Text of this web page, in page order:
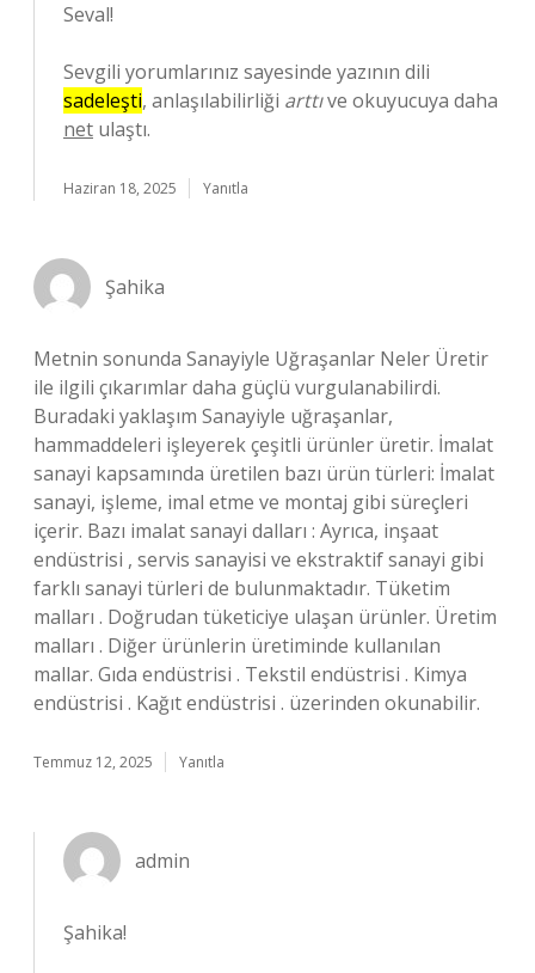
Seval!
Sevgili yorumlarınız sayesinde yazının dili
sadeleşti, anlaşılabilirliği arttıve okuyucuya daha
net ulaştı.
Haziran 18, 2025 Yanıtla
Şahika
Metnin sonunda Sanayiyle Uğraşanlar Neler Üretir
ile ilgili çıkarımlar daha güçlü vurgulanabilirdi.
Buradaki yaklaşım Sanayiyle uğraşanlar,
hammaddeleri işleyerek çeşitli ürünler üretir. İmalat
sanayi kapsamında üretilen bazı ürün türleri: İmalat
sanayi, işleme, imal etme ve montaj gibi süreçleri
içerir. Bazı imalat sanayi dalları : Ayrıca, inşaat
endüstrisi , servis sanayisi ve ekstraktif sanayi gibi
farklı sanayi türleri de bulunmaktadır. Tüketim
malları . Doğrudan tüketiciye ulaşan ürünler. Üretim
malları . Diğer ürünlerin üretiminde kullanılan
mallar. Gıda endüstrisi . Tekstil endüstrisi . Kimya
endüstrisi . Kağıt endüstrisi . üzerinden okunabilir.
Temmuz 12, 2025 Yanıtla
admin
Şahika!